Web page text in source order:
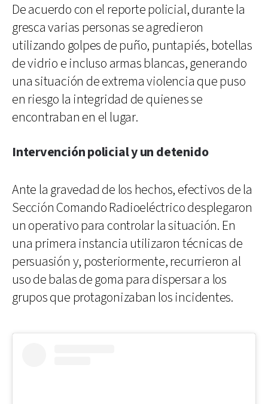
De acuerdo con el reporte policial, durante la
gresca varias personas se agredieron
utilizando golpes de puño, puntapiés, botellas
de vidrio e incluso armas blancas, generando
una situación de extrema violencia que puso
en riesgo la integridad de quienes se
encontraban en el lugar.
Intervención policial y un detenido
Ante la gravedad de los hechos, efectivos de la
Sección Comando Radioeléctrico desplegaron
un operativo para controlar la situación. En
una primera instancia utilizaron técnicas de
persuasión y, posteriormente, recurrieron al
uso de balas de goma para dispersar a los
grupos que protagonizaban los incidentes.